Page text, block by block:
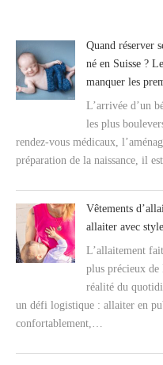
Quand réserver
né en Suisse ?
manquer les
L’arrivée d’un
les plus
rendez-vous médicaux,
préparation de la naissance, il
Vêtements
allaiter avec
L’allaitement
plus précieux de
réalité du
un défi logistique : allaiter en
confortablement,…